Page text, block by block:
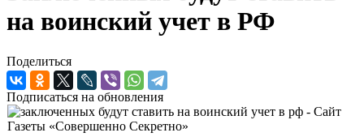
на воинский учет в РФ
Поделиться
Подписаться на обновления